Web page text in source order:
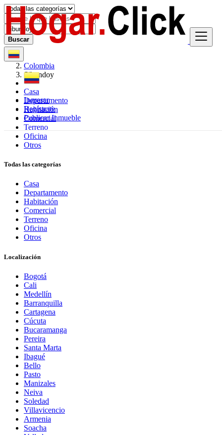
Ingresar
Regístrate
Publicar Inmueble
Buscar
Colombia
Sibundoy
Casa
Departamento
Habitación
Comercial
Terreno
Oficina
Otros
Todas las categorías
Casa
Departamento
Habitación
Comercial
Terreno
Oficina
Otros
Localización
Bogotá
Cali
Medellín
Barranquilla
Cartagena
Cúcuta
Bucaramanga
Pereira
Santa Marta
Ibagué
Bello
Pasto
Manizales
Neiva
Soledad
Villavicencio
Armenia
Soacha